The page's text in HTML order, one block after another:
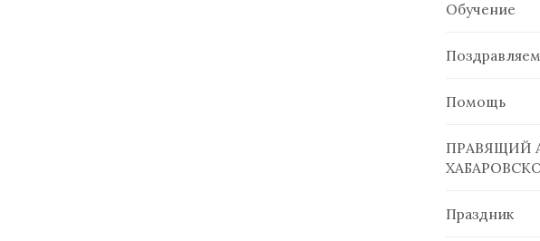
Обучение
Поздравляем
Помощь
ПРАВЯЩИЙ
Праздник